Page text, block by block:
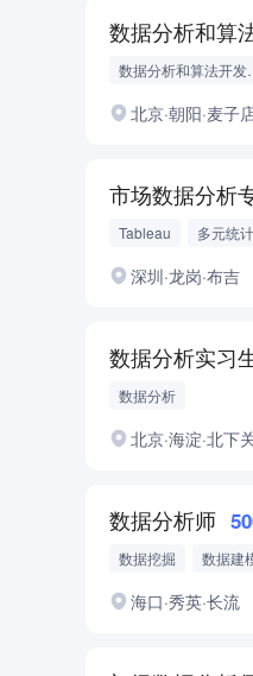
数据分析和算
数据分
北京·朝阳·麦子
市场数据分析
Tableau 多元统
深圳·龙岗·布吉
数据分析实习
数据分析
北京·海淀·北下
数据分析师
数据挖掘 数据建
海口·秀英·长流